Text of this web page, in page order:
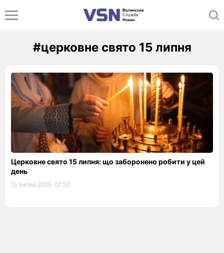
#церковне свято 15 липня
Церковне свято 15 липня: що заборонено робити у цей
день
15 липня 2025, 07:50